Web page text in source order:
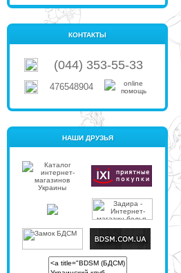
КОНТАКТЫ
(044) 353-55-33
476548904
НАШИ ДРУЗЬЯ